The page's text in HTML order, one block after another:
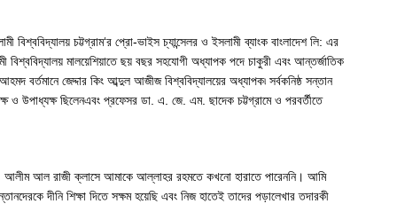
চট্টগ্রাম‘র প্রো-ভাইস চ্যান্সেলর ও ইসলামী ব্যাংক বাংলাদেশ লি: এর
বিশ্ববিদ্যালয় মালয়েশিয়াতে ছয় বছর সহযোগী অধ্যাপক পদে চাকুরী এবং আন্তর্জাতিক
বর্তমানে জেদ্দার কিং আব্দুল আজীজ বিশ্ববিদ্যালয়ের অধ্যাপক৷ সর্বকনিষ্ঠ সন্তান
উপাধ্যক্ষ ছিলেনএবং প্রফেসর ডা. এ. জে. এম. ছাদেক চট্টগ্রামে ও পরবর্তীতে
আলীম আল রাজী ক্লাসে আমাকে আল্লাহর রহমতে কখনো হারাতে পারেননি। আমি
দীনি শিক্ষা দিতে সক্ষম হয়েছি এবং নিজ হাতেই তাদের পড়ালেখার তদারকী